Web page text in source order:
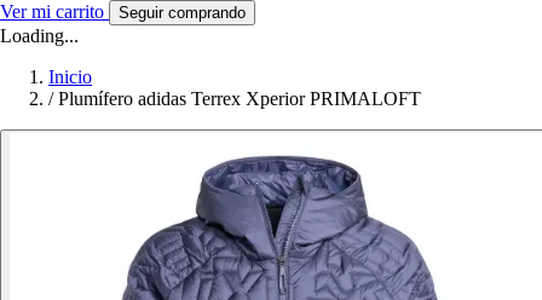
Ver mi carrito Seguir comprando
Loading...
Inicio
/ Plumífero adidas Terrex Xperior PRIMALOFT